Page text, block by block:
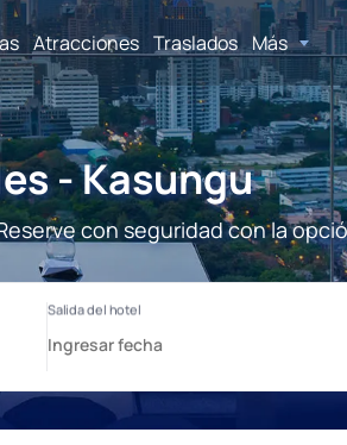
Atracciones Traslados Más
- Kasungu
con seguridad con la